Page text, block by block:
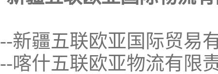
--新疆五联欧亚国际贸易
--喀什五联欧亚物流有限